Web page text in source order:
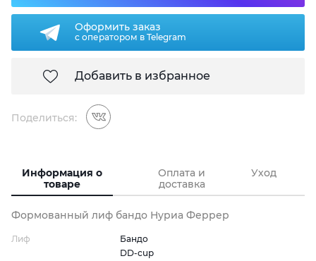
Оформить заказ
с оператором в Telegram
Добавить в избранное
Поделиться:
Информация о
товаре
Оплата и
доставка
Уход
Формованный лиф бандо Нуриа Феррер
Лиф
Бандо
DD-cup